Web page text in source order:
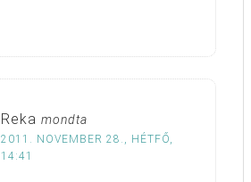
Reka mondta
2011. NOVEMBER 28., HÉTFŐ,
14:41